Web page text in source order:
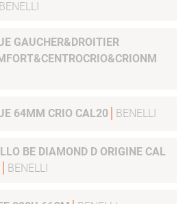
BENELLI
GAUCHER&DROITIER
64MM CRIO CAL20 BENELLI
BENELLI